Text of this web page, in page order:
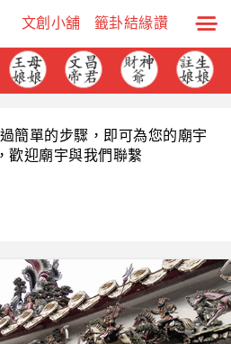
籤卦結緣讚
文創小舖
簡單的步驟，即可為您的廟宇
歡迎廟宇與我們聯繫